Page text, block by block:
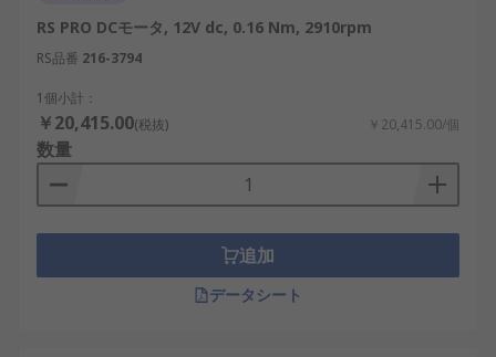
RS PRO DCモータ, 12V dc, 0.16 Nm, 2910rpm
RS品番 216-3794
1個小計：
￥20,415.00(税抜) ￥20,415.00/個
数量
追加
データシート